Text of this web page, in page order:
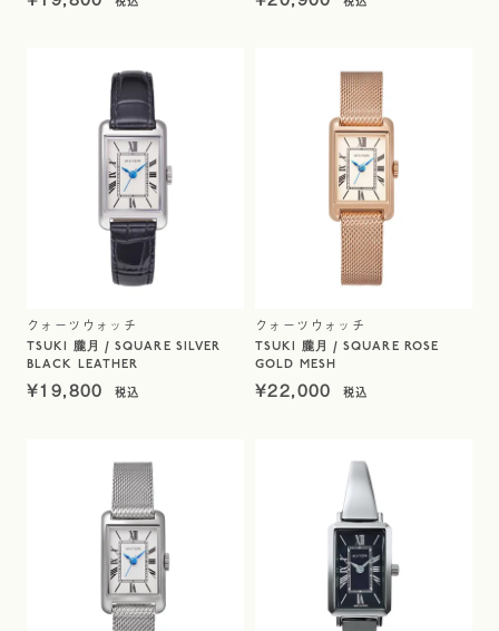
クォーツウォッチ
TSUKI 朧月 / SQUARE SILVER
BLACK LEATHER
¥19,800
クォーツウォッチ
TSUKI 朧月 / SQUARE ROSE
GOLD MESH
¥22,000